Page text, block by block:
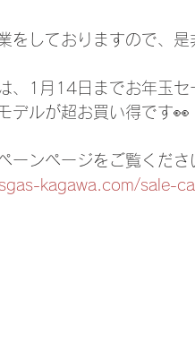
をしておりますので、
、1月14日までお年玉
デルが超お買い得です👀
ーンページをご覧くださ
kagawa.com/sale-